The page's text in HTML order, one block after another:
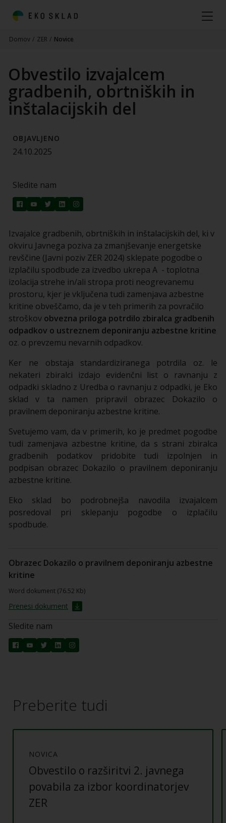
Domov / ZER / Novice
Obvestilo izvajalcem
gradbenih, obrtniških in
inštalacijskih del
OBJAVLJENO
24.10.2025
Sledite nam
Izvajalce gradbenih, obrtniških in inštalacijskih del, ki v
okviru Javnega poziva za zmanjševanje energetske
revščine (Javni poziv ZER 2024) sklepate pogodbe o
izplačilu spodbude za izvedbo ukrepa A - toplotna
izolacija strehe in/ali stropa proti neogrevanemu
prostoru, kjer je vključena tudi zamenjava azbestne
kritine obveščamo, da je v teh primerih za povračilo
stroškov obvezna priloga potrdilo zbiralca gradbenih
odpadkov o ustreznem deponiranju azbestne kritine
oz. o prevzemu nevarnih odpadkov.
Ker ne obstaja standardiziranega potrdila oz. le
nekateri zbiralci izdajo evidenčni list o ravnanju z
odpadki skladno z Uredba o ravnanju z odpadki, je Eko
sklad v ta namen pripravil obrazec Dokazilo o
pravilnem deponiranju azbestne kritine.
Svetujemo vam, da v primerih, ko je predmet pogodbe
tudi zamenjava azbestne kritine, da s strani zbiralca
gradbenih podatkov pridobite tudi izpolnjen in
podpisan obrazec Dokazilo o pravilnem deponiranju
azbestne kritine.
Eko sklad bo podrobnejša navodila izvajalcem
posredoval pri sklepanju pogodbe o izplačilu
spodbude.
Obrazec Dokazilo o pravilnem deponiranju azbestne
kritine
Word dokument (76.52 Kb)
Prenesi dokument
Sledite nam
Preberite tudi
NOVICA
Obvestilo o razširitvi 2. javnega
povabila za izbor koordinatorjev
ZER